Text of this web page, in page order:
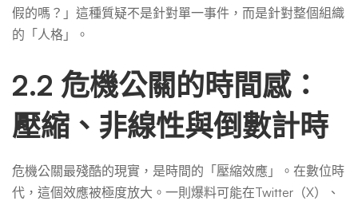
假的嗎？」這種質疑不是針對單一事件，而是針對整個組織
的「人格」。
2.2 危機公關的時間感：
壓縮、非線性與倒數計時
危機公關最殘酷的現實，是時間的「壓縮效應」。在數位時
代，這個效應被極度放大。一則爆料可能在Twitter（X）、